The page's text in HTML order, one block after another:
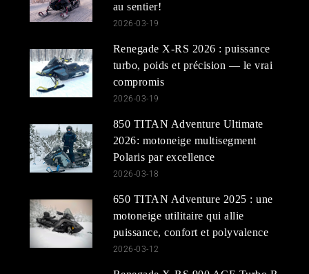
au sentier!
2026-03-19
Renegade X-RS 2026 : puissance
turbo, poids et précision — le vrai
compromis
2026-03-19
850 TITAN Adventure Ultimate
2026: motoneige multisegment
Polaris par excellence
2026-03-18
650 TITAN Adventure 2025 : une
motoneige utilitaire qui allie
puissance, confort et polyvalence
2026-03-12